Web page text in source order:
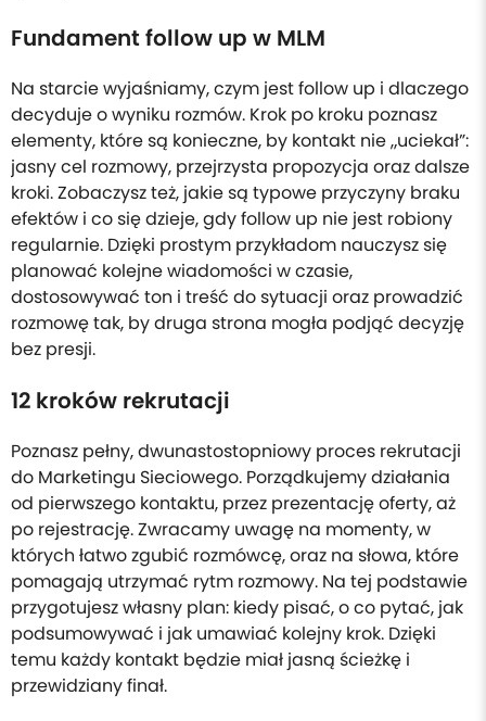
Fundament follow up w MLM
Na starcie wyjaśniamy, czym jest follow up i dlaczego
decyduje o wyniku rozmów. Krok po kroku poznasz
elementy, które są konieczne, by kontakt nie „uciekał”:
jasny cel rozmowy, przejrzysta propozycja oraz dalsze
kroki. Zobaczysz też, jakie są typowe przyczyny braku
efektów i co się dzieje, gdy follow up nie jest robiony
regularnie. Dzięki prostym przykładom nauczysz się
planować kolejne wiadomości w czasie,
dostosowywać ton i treść do sytuacji oraz prowadzić
rozmowę tak, by druga strona mogła podjąć decyzję
bez presji.
12 kroków rekrutacji
Poznasz pełny, dwunastostopniowy proces rekrutacji
do Marketingu Sieciowego. Porządkujemy działania
od pierwszego kontaktu, przez prezentację oferty, aż
po rejestrację. Zwracamy uwagę na momenty, w
których łatwo zgubić rozmówcę, oraz na słowa, które
pomagają utrzymać rytm rozmowy. Na tej podstawie
przygotujesz własny plan: kiedy pisać, o co pytać, jak
podsumowywać i jak umawiać kolejny krok. Dzięki
temu każdy kontakt będzie miał jasną ścieżkę i
przewidziany finał.